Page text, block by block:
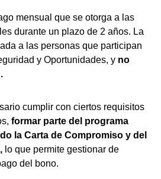
mensual que se otorga a las
durante un plazo de 2 años. La
a las personas que participan
y Oportunidades, y no
cumplir con ciertos requisitos
formar parte del programa
la Carta de Compromiso y del
lo que permite gestionar de
del bono.